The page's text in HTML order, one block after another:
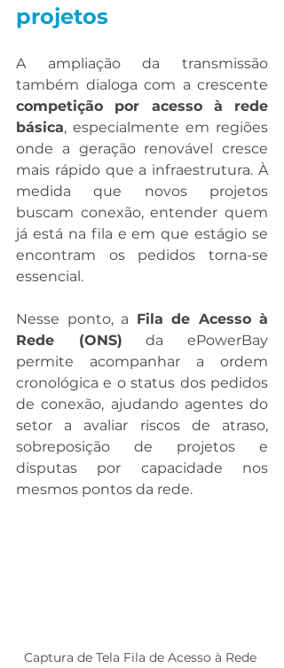
projetos
A ampliação da transmissão
competição por acesso à rede
básica, especialmente em regiões
onde a geração renovável cresce
mais rápido que a infraestrutura. À
medida que novos projetos
buscam conexão, entender quem
já está na fila e em que estágio se
encontram os pedidos torna-se
essencial.
Nesse ponto, a Fila de Acesso à
Rede (ONS) da ePowerBay
permite acompanhar a ordem
cronológica e o status dos pedidos
de conexão, ajudando agentes do
setor a avaliar riscos de atraso,
sobreposição de projetos e
disputas por capacidade nos
mesmos pontos da rede.
Captura de Tela Fila de Acesso à Rede